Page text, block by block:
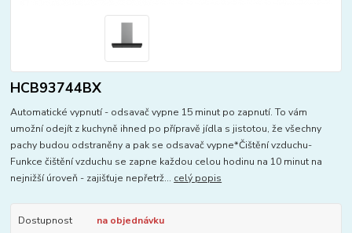
HCB93744BX
Automatické vypnutí - odsavač vypne 15 minut po zapnutí. To vám
umožní odejít z kuchyně ihned po přípravě jídla s jistotou, že všechny
pachy budou odstraněny a pak se odsavač vypne*Čištění vzduchu-
Funkce čištění vzduchu se zapne každou celou hodinu na 10 minut na
nejnižší úroveň - zajišťuje nepřetrž... celý popis
Dostupnost na objednávku